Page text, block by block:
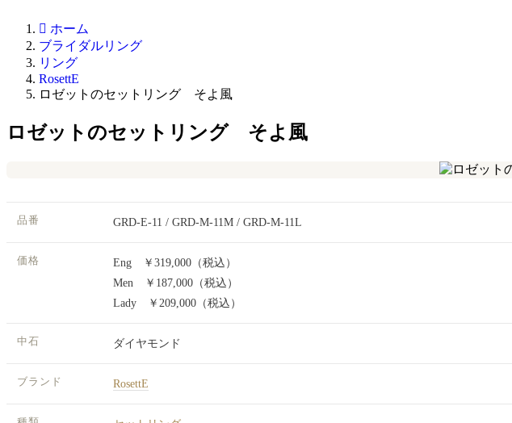
ホーム
ブライダルリング
リング
RosettE
ロゼットのセットリング そよ風
ロゼットのセットリング そよ風
品番 GRD-E-11 / GRD-M-11M / GRD-M-11L
価格
Eng ￥319,000（税込）
Men ￥187,000（税込）
Lady ￥209,000（税込）
中石 ダイヤモンド
ブランド RosettE